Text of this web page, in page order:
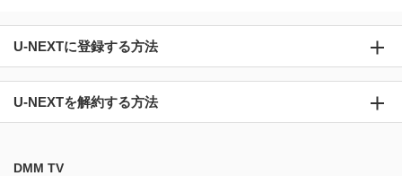
U-NEXTに登録する方法
U-NEXTを解約する方法
DMM TV